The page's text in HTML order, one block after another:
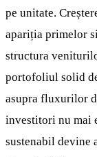
pe unitate.
apariția primelor
structura
portofoliul solid
asupra fluxurilor
investitori nu mai
sustenabil devine